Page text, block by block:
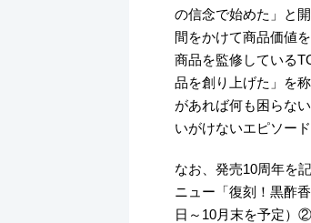
の信念で始めた」と
間をかけて商品価値
商品を監修している
品を創り上げた」を
があれば何も困らな
いがけないエピソー
なお、発売10周年を
ニュー「復刻！黒酢
日～10月末を予定）